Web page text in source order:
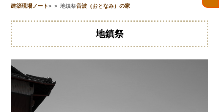
建築現場ノート>
音波（おとなみ）の家
> 地鎮祭
地鎮祭